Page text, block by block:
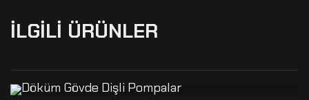
İLGILI ÜRÜNLER